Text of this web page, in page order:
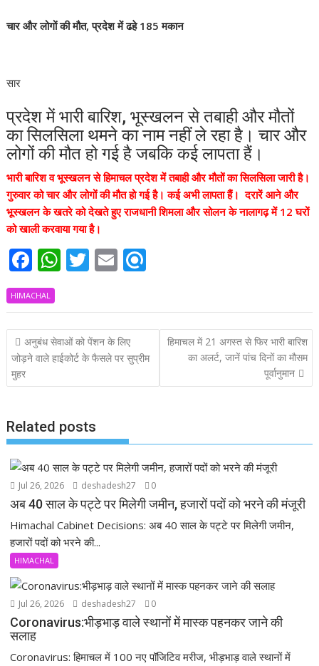
चार और लोगों की मौत, प्रदेश में ढहे 185 मकान
सार
प्रदेश में भारी बारिश, भूस्खलन से तबाही और मौतों
का सिलसिला थमने का नाम नहीं ले रहा है। चार और
लोगों की मौत हो गई है जबकि कई लापता हैं।
भारी बारिश व भूस्खलन से हिमाचल प्रदेश में तबाही और मौतों का सिलसिला जारी है।
गुरुवार को चार और लोगों की मौत हो गई है। कई अभी लापता हैं। दरारें आने और
भूस्खलन के खतरे को देखते हुए राजधानी शिमला और सोलन के नालागढ़ में 12 घरों
को खाली करवाया गया है।
F
ac
e
b
o
k
W
at
s
A
p
p
T
itt
er
E
ai
l
i
n
d
HIMACHAL
Post
navigation
अनुबंध सेवाओं को पेंशन के लिए
जोड़ने वाले हाईकोर्ट के फैसले पर सुप्रीम
मुहर
हिमाचल में 21 अगस्त से फिर भारी बारिश
का अलर्ट, जानें पांच दिनों का मौसम
पूर्वानुमान
Related posts
Jul 26, 2026 deshadesh27 0
अब 40 साल के पट्टे पर मिलेगी जमीन, हजारों पदों को भरने की मंजूरी
Himachal Cabinet Decisions: अब 40 साल के पट्टे पर मिलेगी जमीन,
हजारों पदों को भरने की...
HIMACHAL
Jul 26, 2026 deshadesh27 0
Coronavirus:भीड़भाड़ वाले स्थानों में मास्क पहनकर जाने की
सलाह
Coronavirus: हिमाचल में 100 नए पॉजिटिव मरीज, भीड़भाड़ वाले स्थानों में